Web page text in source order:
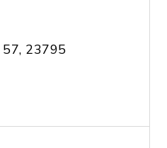
23795